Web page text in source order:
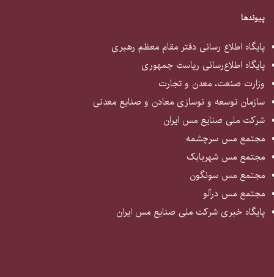
پیوندها
پایگاه اطلاع رسانی دفتر مقام معظم رهبری
پایگاه اطلاع‌رسانی ریاست جمهوری
وزارت صنعت، معدن و تجارت
سازمان توسعه و نوسازی معادن و صنایع معدنی
شرکت ملی صنایع مس ایران
مجتمع مس سرچشمه
مجتمع مس شهربابک
مجتمع مس سونگون
مجتمع مس درآلو
پایگاه خبری شرکت ملی صنایع مس ایران